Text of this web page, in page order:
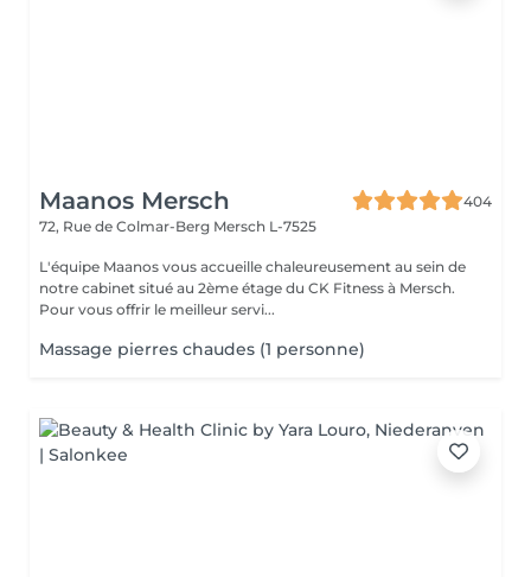
Maanos Mersch
404
72, Rue de Colmar-Berg Mersch L-7525
L'équipe Maanos vous accueille chaleureusement au sein de
notre cabinet situé au 2ème étage du CK Fitness à Mersch.
Pour vous offrir le meilleur servi...
Massage pierres chaudes (1 personne)